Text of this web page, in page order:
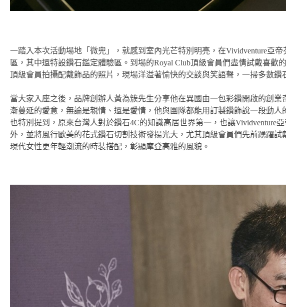
一踏入本次活動場地「微兜」，就感到室內光芒特別明亮，在Vividventure亞
區，其中還特設鑽石鑑定體驗區。到場的Royal Club頂級會員們盡情試戴喜
頂級會員拍攝配戴飾品的照片，現場洋溢著愉快的交談與笑語聲，一掃多數鑽
當大家入座之後，品牌創辦人黃為簇先生分享他在異國由一包彩鑽開啟的創
漸蔓延的愛意，無論是親情、還是愛情，他與團隊都能用訂製鑽飾說一段動
也特別提到，原來台灣人對於鑽石4C的知識高居世界第一，也讓Vividventure
外，並將風行歐美的花式鑽石切割技術發揚光大，尤其頂級會員們先前踴躍
現代女性更年輕潮流的時裝搭配，彰顯摩登高雅的風貌。